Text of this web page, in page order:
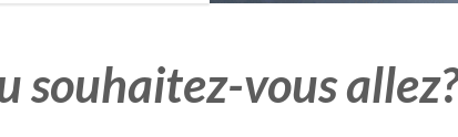
souhaitez-vous allez?